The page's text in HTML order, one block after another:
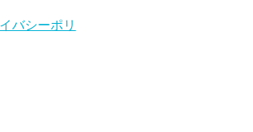
バシーポリ